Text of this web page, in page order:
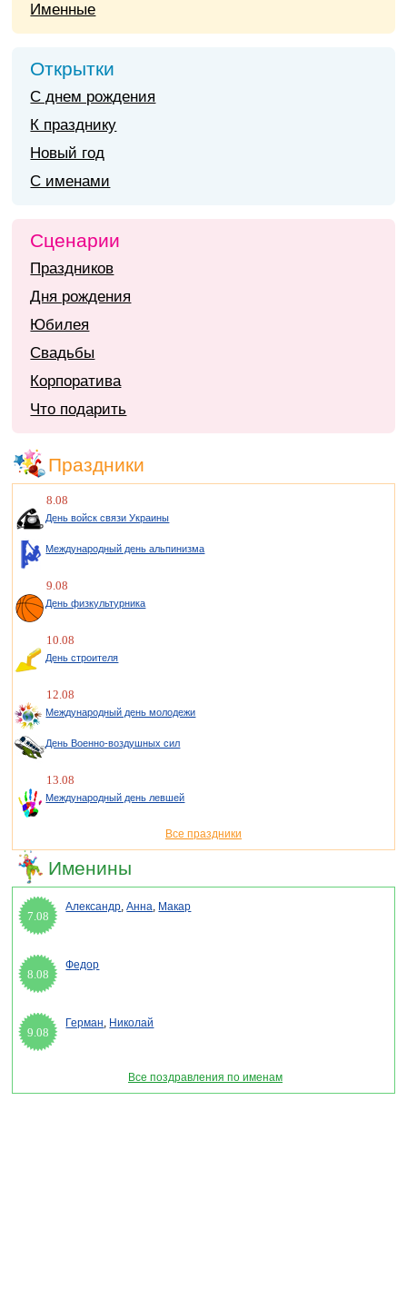
Именные
Открытки
С днем рождения
К празднику
Новый год
С именами
Сценарии
Праздников
Дня рождения
Юбилея
Свадьбы
Корпоратива
Что подарить
Праздники
8.08
День войск связи Украины
Международный день альпинизма
9.08
День физкультурника
10.08
День строителя
12.08
Международный день молодежи
День Военно-воздушных сил
13.08
Международный день левшей
Все праздники
Именины
7.08
Александр,Анна, Макар
8.08
Федор
9.08
Герман, Николай
Все поздравления по именам